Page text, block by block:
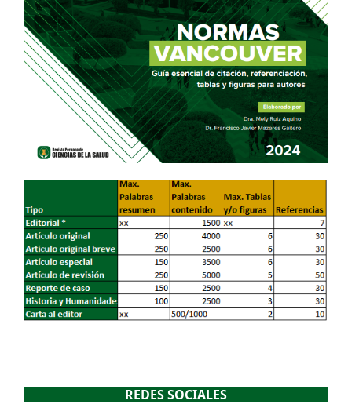
REDES SOCIALES